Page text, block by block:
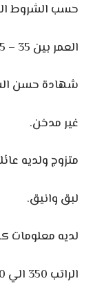
حسب الشروط
العمر بين 35 – 45
شهادة حسن
غير مدخن.
متزوج ولديه
لبق وانيق.
لديه معلومات
الراتب 350 الي 450 دينار حسب الخبرة